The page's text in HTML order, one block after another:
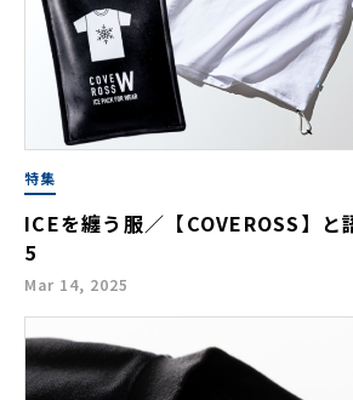
特集
ICEを纏う服／【COVEROSS】
5
Mar 14, 2025